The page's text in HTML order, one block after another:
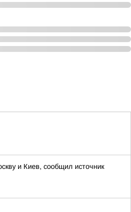
и Киев, сообщил источник